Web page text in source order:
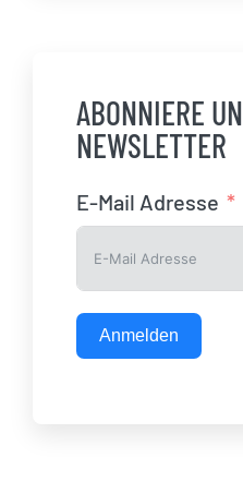
ABONNIERE
NEWSLETTER
E-Mail Adresse
Anmelden